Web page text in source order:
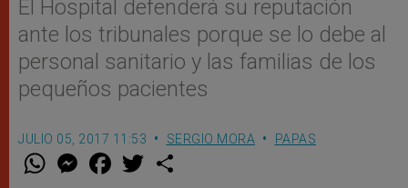
El Hospital defenderá su reputación
ante los tribunales porque se lo debe al
personal sanitario y las familias de los
pequeños pacientes
JULIO 05, 2017 11:53 SERGIO MORA PAPAS
W M
e
F
a w